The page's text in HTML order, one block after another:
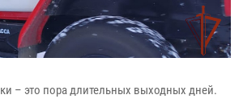
– это пора длительных выходных дней.